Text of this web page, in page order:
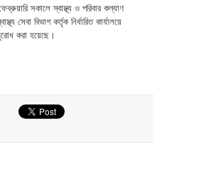
সকালে স্বাস্থ্য ও পরিবার কল্যাণ
সেবা বিভাগ কর্তৃক নির্ধারিত কার্যালয়ে
করা হয়েছে।